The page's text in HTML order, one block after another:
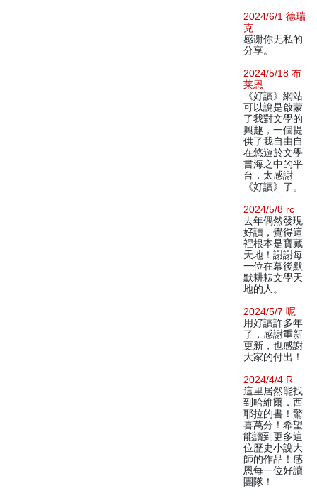
2024/6/1 德瑞
克
感谢你无私的
分享。
2024/5/18 布
莱恩
《好讀》網站
可以說是啟蒙
了我對文學的
興趣，一個提
供了我自由自
在悠遊於文學
書海之中的平
台，太感謝
《好讀》了。
2024/5/8 rc
去年偶然發現
好讀，覺得這
裡根本是寶藏
天地！謝謝每
一位在幕後默
默耕耘文學天
地的人。
2024/5/7 呢
用好讀許多年
了，感謝重新
更新，也感謝
大家的付出！
2024/4/4 R
這里居然能找
到哈維爾．西
耶拉的書！驚
喜萬分！希望
能讀到更多這
位歷史小說大
師的作品！感
恩每一位好讀
團隊！